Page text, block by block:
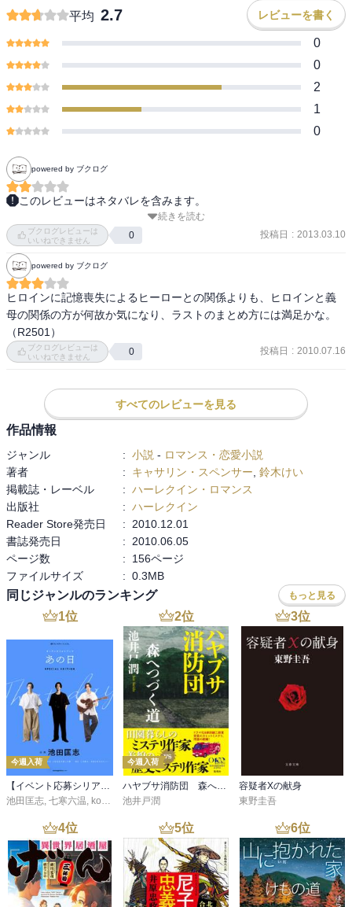
平均 2.7 レビューを書く
0
0
2
1
0
powered by ブクログ
このレビューはネタバレを含みます。
浮気相手と思われていた相手が出る意味があったのかよく解らない
存在感のなさ。ただ名前が出て、ただいなくなっただけ。このエピ
ソード必要あったのかなあ。自分一人で運転してたでもおかしくな
いような。ストーリーに出てくる「人物」じゃなくて、もう記号と
して扱ってるだけに見える。
ヒーロー母との確執も何が書きたかったのかよく解らない内容だっ
た。
記憶喪失物は好きな方なんだけど、ヒーローヒロインに魅力があん
まりない。
続きを読む
ブクログレビューは
いいねできません
0 投稿日 : 2013.03.10
powered by ブクログ
ヒロインに記憶喪失によるヒーローとの関係よりも、ヒロインと義
母の関係の方が何故か気になり、ラストのまとめ方には満足かな。
（R2501）
ブクログレビューは
いいねできません
0 投稿日 : 2010.07.16
すべてのレビューを見る
作品情報
ジャンル : 小説 - ロマンス・恋愛小説
著者
: キャサリン・スペンサー 鈴木けい
掲載誌・レーベル
: ハーレクイン・ロマンス
出版社
: ハーレクイン
Reader Store発売日
:
2010.12.01
書誌発売日
:
2010.06.05
ページ数
:
156ページ
ファイルサイズ
: 0.3MB
同じジャンルのランキング もっと見る
1位
今週入荷
【イベント応募シリアルコード付】池田匡志出演・オーディオフォトブック「あの日」SPECIAL EDITION（音声／動画付）
池田匡志, 七寒六温, konoko58 ,村崎キコ
2位
今週入荷
ハヤブサ消防団 森へつづく道
池井戸潤
3位
容疑者Xの献身
東野圭吾
4位 5位 6位